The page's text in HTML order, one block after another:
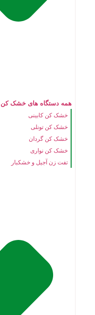
همه دستگاه های خشک کن
خشک کن کابینی
خشک کن تونلی
خشک کن گردان
خشک کن نواری
تفت زن آجیل و خشکبار